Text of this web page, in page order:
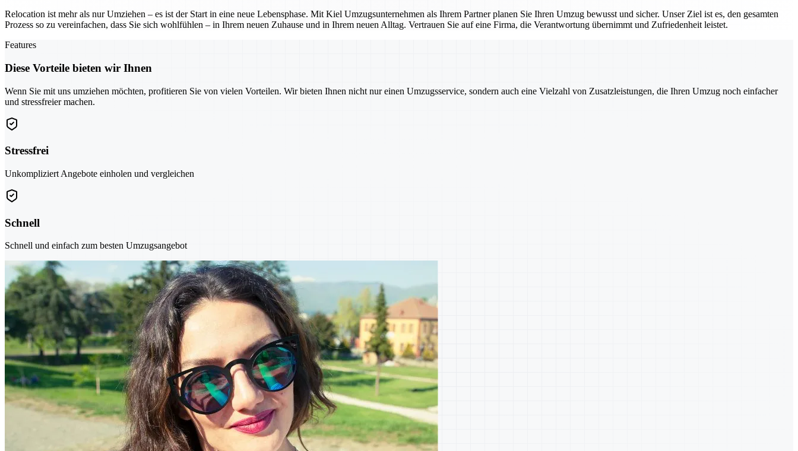
Relocation ist mehr als nur Umziehen – es ist der Start in eine neue Lebensphase. Mit Kiel Umzugsunternehmen als Ihrem Partner planen Sie Ihren Umzug bewusst und sicher. Unser Ziel ist es, den gesamten
Prozess so zu vereinfachen, dass Sie sich wohlfühlen – in Ihrem neuen Zuhause und in Ihrem neuen Alltag. Vertrauen Sie auf eine Firma, die Verantwortung übernimmt und Zufriedenheit leistet.
Features
Diese Vorteile bieten wir Ihnen
Wenn Sie mit uns umziehen möchten, profitieren Sie von vielen Vorteilen. Wir bieten Ihnen nicht nur einen Umzugsservice, sondern auch eine Vielzahl von Zusatzleistungen, die Ihren Umzug noch einfacher
und stressfreier machen.
Stressfrei
Unkompliziert Angebote einholen und vergleichen
Schnell
Schnell und einfach zum besten Umzugsangebot